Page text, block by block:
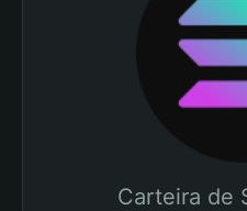
Carteira de